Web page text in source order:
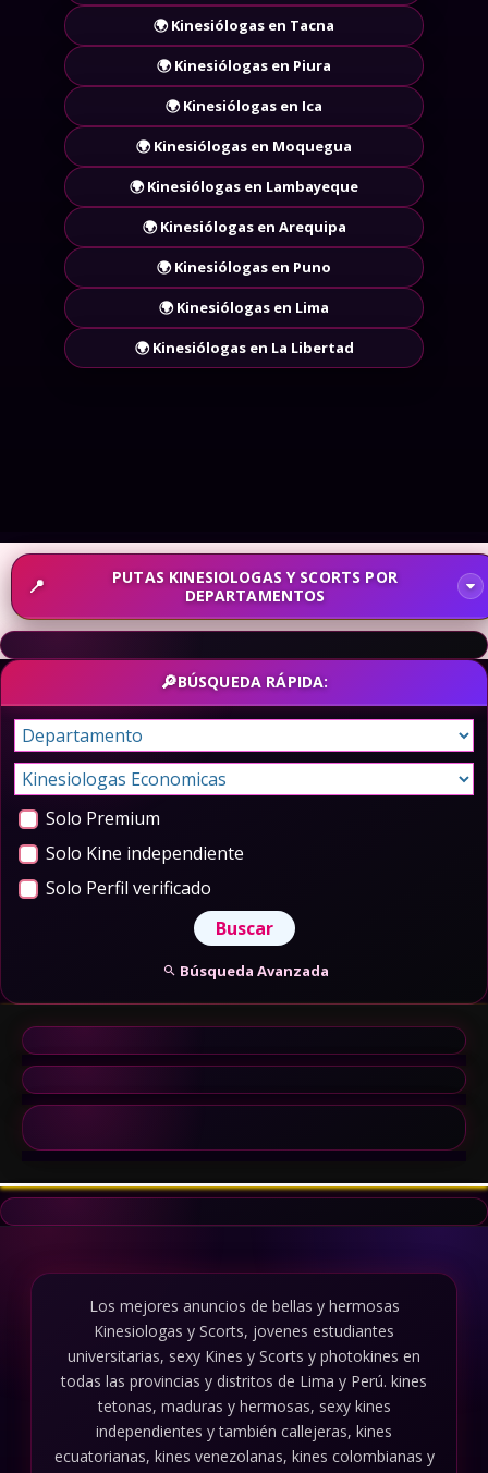
PUTAS KINESIOLOGAS Y SCORTS POR
DEPARTAMENTOS
BÚSQUEDA RÁPIDA:
Solo Premium
Solo Kine independiente
Solo Perfil verificado
Búsqueda Avanzada
Los mejores anuncios de bellas y hermosas
Kinesiologas y Scorts, jovenes estudiantes
universitarias, sexy Kines y Scorts y photokines en
todas las provincias y distritos de Lima y Perú. kines
tetonas, maduras y hermosas, sexy kines
independientes y también callejeras, kines
ecuatorianas, kines venezolanas, kines colombianas y
🌍 Kinesiólogas en Tacna
🌍 Kinesiólogas en Piura
🌍 Kinesiólogas en Ica
🌍 Kinesiólogas en Moquegua
🌍 Kinesiólogas en Lambayeque
🌍 Kinesiólogas en Arequipa
🌍 Kinesiólogas en Puno
🌍 Kinesiólogas en Lima
🌍 Kinesiólogas en La Libertad